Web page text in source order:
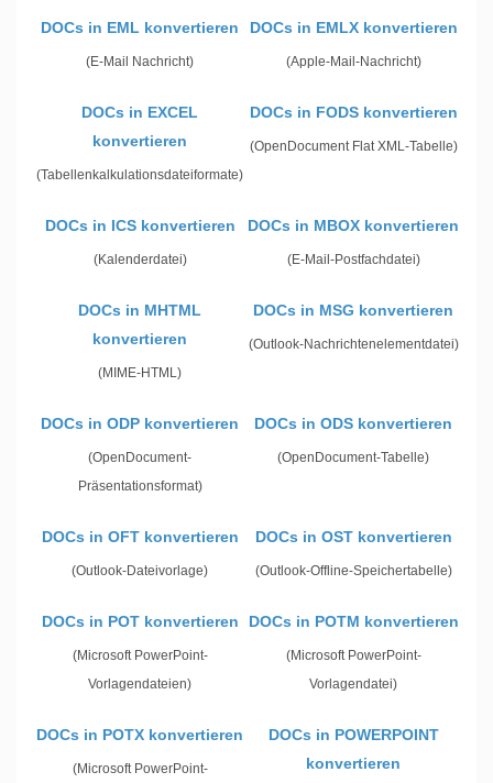
DOCs in EML konvertieren
(E-Mail Nachricht)
DOCs in EMLX konvertieren
(Apple-Mail-Nachricht)
DOCs in EXCEL
konvertieren
(Tabellenkalkulationsdateiformate)
DOCs in FODS konvertieren
(OpenDocument Flat XML-Tabelle)
DOCs in ICS konvertieren
(Kalenderdatei)
DOCs in MBOX konvertieren
(E-Mail-Postfachdatei)
DOCs in MHTML
konvertieren
(MIME-HTML)
DOCs in MSG konvertieren
(Outlook-Nachrichtenelementdatei)
DOCs in ODP konvertieren
(OpenDocument-
Präsentationsformat)
DOCs in ODS konvertieren
(OpenDocument-Tabelle)
DOCs in OFT konvertieren
(Outlook-Dateivorlage)
DOCs in OST konvertieren
(Outlook-Offline-Speichertabelle)
DOCs in POT konvertieren
(Microsoft PowerPoint-
Vorlagendateien)
DOCs in POTM konvertieren
(Microsoft PowerPoint-
Vorlagendatei)
DOCs in POTX konvertieren
(Microsoft PowerPoint-
DOCs in POWERPOINT
konvertieren